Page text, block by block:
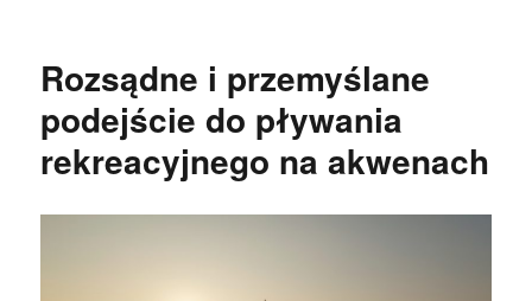
Rozsądne i przemyślane
podejście do pływania
rekreacyjnego na akwenach